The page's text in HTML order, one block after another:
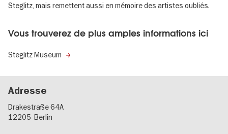
Steglitz, mais remettent aussi en mémoire des artistes oubliés.
Vous trouverez de plus amples informations ici
Steglitz Museum
Adresse
Drakestraße 64A
12205 Berlin